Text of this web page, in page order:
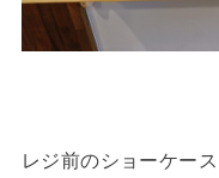
レジ前のショーケー